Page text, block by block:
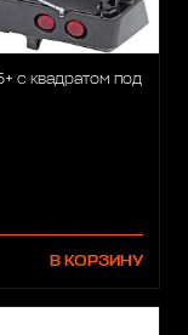
с квадратом под
В КОРЗИНУ